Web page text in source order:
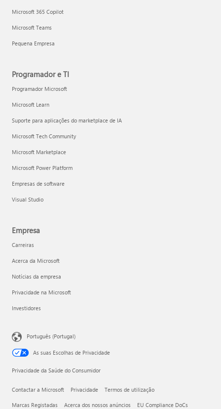
Microsoft 365 Copilot
Microsoft Teams
Pequena Empresa
Programador e TI
Programador Microsoft
Microsoft Learn
Suporte para aplicações do marketplace de IA
Microsoft Tech Community
Microsoft Marketplace
Microsoft Power Platform
Empresas de software
Visual Studio
Empresa
Carreiras
Acerca da Microsoft
Notícias da empresa
Privacidade na Microsoft
Investidores
Português (Portugal)
As suas Escolhas de Privacidade
Privacidade da Saúde do Consumidor
Contactar a Microsoft Privacidade Termos de utilização
Marcas Registadas Acerca dos nossos anúncios EU Compliance DoCs